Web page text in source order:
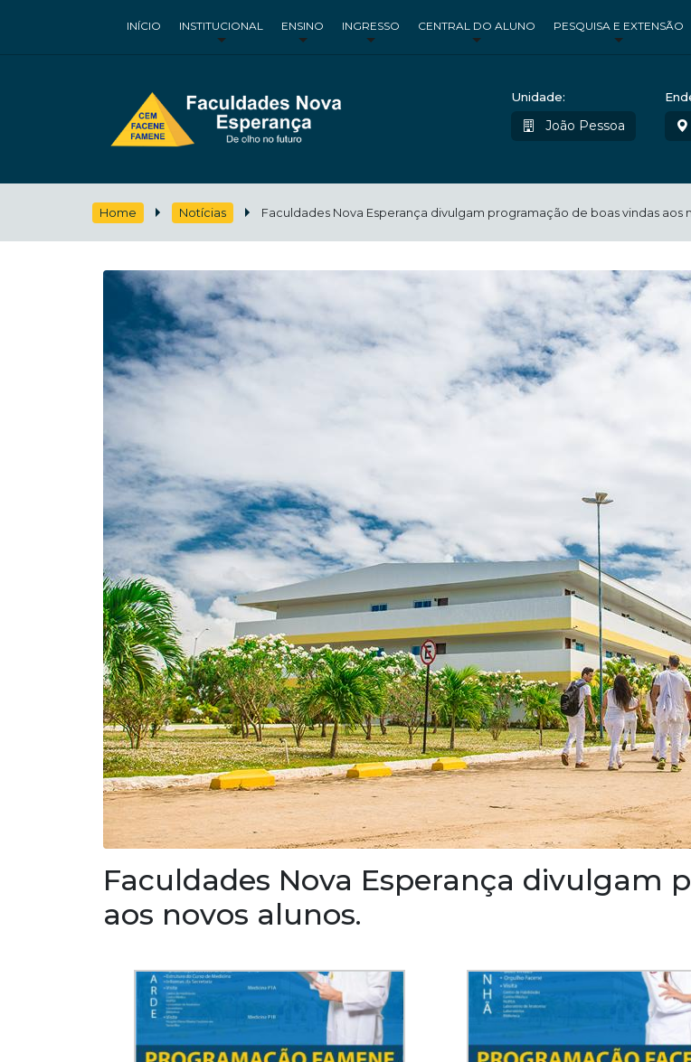
INÍCIO INSTITUCIONAL ENSINO INGRESSO CENTRAL DO ALUNO PESQUISA E EXTENSÃO
Unidade:
João Pessoa
Home Notícias Faculdades Nova Esperança divulgam programação de boas vindas aos
Faculdades Nova Esperança divulgam
aos novos alunos.